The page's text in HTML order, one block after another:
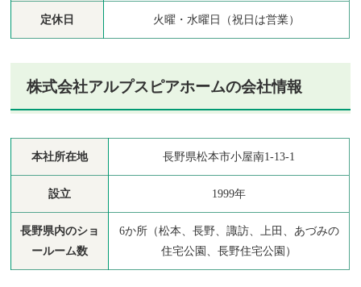
定休日 火曜・水曜日（祝日は営業）
株式会社アルプスピアホームの会社情報
本社所在地 長野県松本市小屋南1-13-1
設立 1999年
長野県内のショ
ールーム数
6か所（松本、長野、諏訪、上田、あづみの
住宅公園、長野住宅公園）